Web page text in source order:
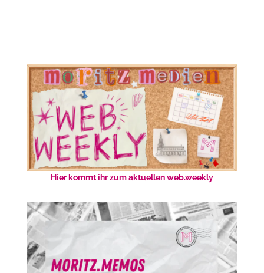
Hier kommt ihr zum aktuellen web.weekly